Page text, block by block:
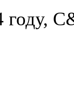
году,